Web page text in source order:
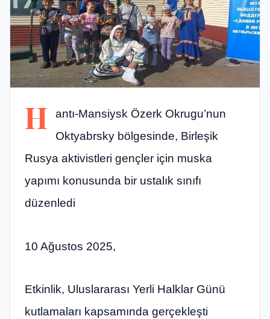
H
antı-Mansiysk Özerk Okrugu’nun
Oktyabrsky bölgesinde, Birleşik
Rusya aktivistleri gençler için muska
yapımı konusunda bir ustalık sınıfı
düzenledi
10 Ağustos 2025,
Etkinlik, Uluslararası Yerli Halklar Günü
kutlamaları kapsamında gerçekleşti